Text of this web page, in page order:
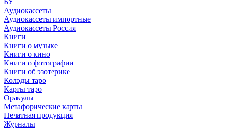
БУ
Аудиокассеты
Аудиокассеты импортные
Аудиокассеты Россия
Книги
Книги о музыке
Книги о кино
Книги о фотографии
Книги об эзотерике
Колоды таро
Карты таро
Оракулы
Метафорические карты
Печатная продукция
Журналы